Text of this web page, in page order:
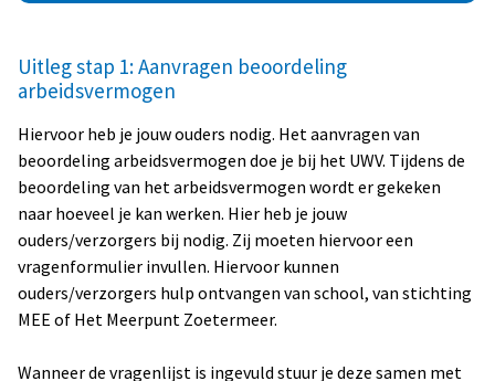
Uitleg stap 1: Aanvragen beoordeling
arbeidsvermogen
Hiervoor heb je jouw ouders nodig. Het aanvragen van
beoordeling arbeidsvermogen doe je bij het UWV. Tijdens de
beoordeling van het arbeidsvermogen wordt er gekeken
naar hoeveel je kan werken. Hier heb je jouw
ouders/verzorgers bij nodig. Zij moeten hiervoor een
vragenformulier invullen. Hiervoor kunnen
ouders/verzorgers hulp ontvangen van school, van stichting
MEE of Het Meerpunt Zoetermeer.
Wanneer de vragenlijst is ingevuld stuur je deze samen met